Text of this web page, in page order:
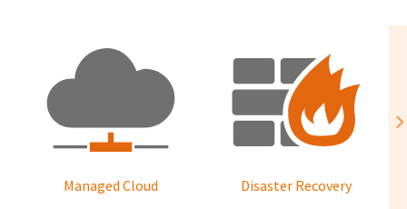
Managed Cloud Disaster Recovery